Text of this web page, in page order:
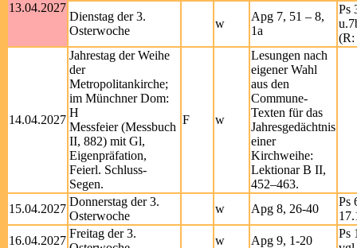
13.04.2027
Dienstag der 3.
Osterwoche
w
Apg 7, 51 – 8,
1a
Ps
(R:
14.04.2027
Jahrestag der Weihe
der
Metropolitankirche;
im Münchner Dom:
H
Messfeier (Messbuch
II, 882) mit Gl,
Eigenpräfation,
Feierl. Schluss-
Segen.
F w
Lesungen nach
eigener Wahl
aus den
Commune-
Texten für das
Jahresgedächtnis
einer
Kirchweihe:
Lektionar B II,
452–463.
15.04.2027
Donnerstag der 3.
Osterwoche
w Apg 8, 26-40
Ps
16.04.2027
Freitag der 3.
w Apg 9, 1-20
Ps